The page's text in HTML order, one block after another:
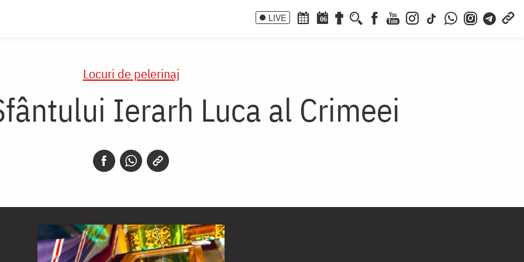
LIVE 06
Locuri de pelerinaj
Ierarh Luca al Crimeei